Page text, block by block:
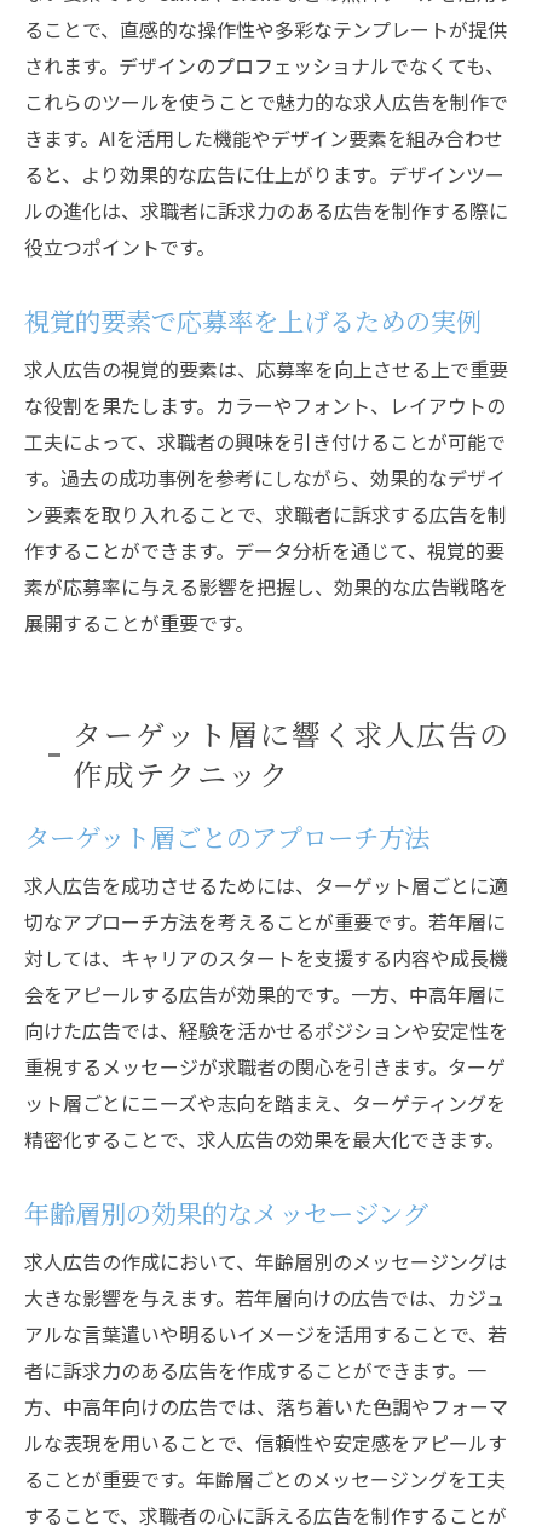
ることで、直感的な操作性や多彩なテンプレートが提供
されます。デザインのプロフェッショナルでなくても、
これらのツールを使うことで魅力的な求人広告を制作で
きます。AIを活用した機能やデザイン要素を組み合わせ
ると、より効果的な広告に仕上がります。デザインツー
ルの進化は、求職者に訴求力のある広告を制作する際に
役立つポイントです。
視覚的要素で応募率を上げるための実例
求人広告の視覚的要素は、応募率を向上させる上で重要
な役割を果たします。カラーやフォント、レイアウトの
工夫によって、求職者の興味を引き付けることが可能で
す。過去の成功事例を参考にしながら、効果的なデザイ
ン要素を取り入れることで、求職者に訴求する広告を制
作することができます。データ分析を通じて、視覚的要
素が応募率に与える影響を把握し、効果的な広告戦略を
展開することが重要です。
ターゲット層に響く求人広告の
作成テクニック
ターゲット層ごとのアプローチ方法
求人広告を成功させるためには、ターゲット層ごとに適
切なアプローチ方法を考えることが重要です。若年層に
対しては、キャリアのスタートを支援する内容や成長機
会をアピールする広告が効果的です。一方、中高年層に
向けた広告では、経験を活かせるポジションや安定性を
重視するメッセージが求職者の関心を引きます。ターゲ
ット層ごとにニーズや志向を踏まえ、ターゲティングを
精密化することで、求人広告の効果を最大化できます。
年齢層別の効果的なメッセージング
求人広告の作成において、年齢層別のメッセージングは
大きな影響を与えます。若年層向けの広告では、カジュ
アルな言葉遣いや明るいイメージを活用することで、若
者に訴求力のある広告を作成することができます。一
方、中高年向けの広告では、落ち着いた色調やフォーマ
ルな表現を用いることで、信頼性や安定感をアピールす
ることが重要です。年齢層ごとのメッセージングを工夫
することで、求職者の心に訴える広告を制作することが